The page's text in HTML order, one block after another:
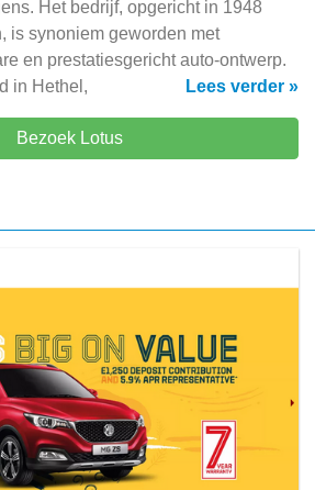
Het bedrijf, opgericht in 1948
is synoniem geworden met
en prestatiesgericht auto-ontwerp.
in Hethel,
Lees verder »
Bezoek Lotus